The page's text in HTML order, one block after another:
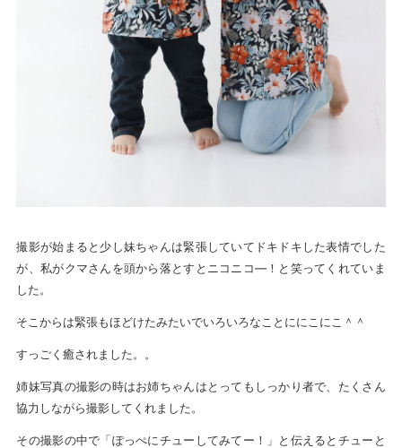
撮影が始まると少し妹ちゃんは緊張していてドキドキした表情でした
が、私がクマさんを頭から落とすとニコニコ―！と笑ってくれていま
した。
そこからは緊張もほどけたみたいでいろいろなことににこにこ＾＾
すっごく癒されました。。
姉妹写真の撮影の時はお姉ちゃんはとってもしっかり者で、たくさん
協力しながら撮影してくれました。
その撮影の中で「ぽっぺにチューしてみてー！」と伝えるとチューと